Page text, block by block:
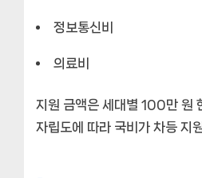
정보통신비
의료비
지원 금액은 세대별 100만 원
자립도에 따라 국비가 차등 지